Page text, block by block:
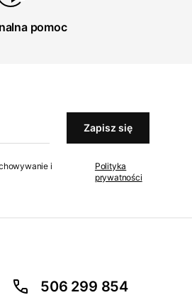
pomoc
Zapisz się
i
Polityka
prywatności
506 299 854